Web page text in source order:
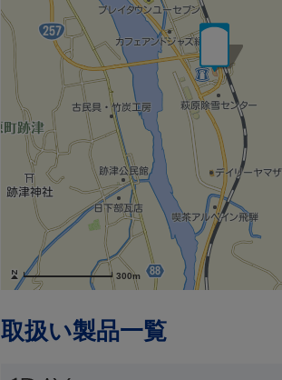
300m
取扱い製品一覧